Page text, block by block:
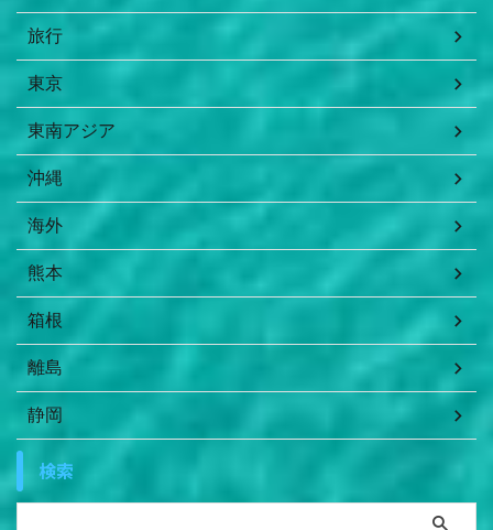
旅行
東京
東南アジア
沖縄
海外
熊本
箱根
離島
静岡
検索